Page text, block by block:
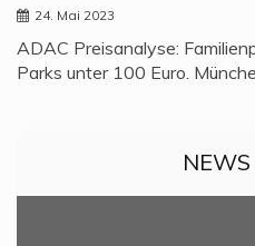
24. Mai 2023
ADAC Preisanalyse:
Parks unter 100 Euro.
NEWS